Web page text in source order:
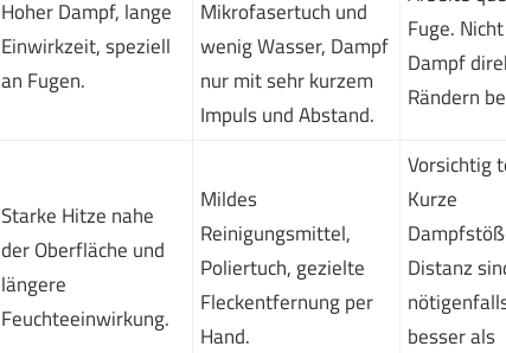
Hoher Dampf, lange
Einwirkzeit, speziell
an Fugen.
Mikrofasertuch und
wenig Wasser, Dampf
nur mit sehr kurzem
Impuls und Abstand.
Fuge.
Dampf
Rändern
Starke Hitze nahe
der Oberfläche und
längere
Feuchteeinwirkung.
Mildes
Reinigungsmittel,
Poliertuch, gezielte
Fleckentfernung per
Hand.
Vorsichtig
Kurze
Distanz
besser als